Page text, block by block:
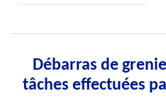
Débarras de
tâches effectuées